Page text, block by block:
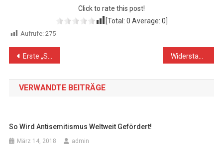
Click to rate this post!
[Total: 0 Average: 0
Aufrufe: 275
Beitragsnavigation
Erste „Straße der Apartheid“ trennt palästinensische Autofahrer in Jerusalem Widerstand als Symbol der Befreiung
VERWANDTE BEITRÄGE
So Wird Antisemitismus Weltweit Gefördert!
März 14, 2018 admin